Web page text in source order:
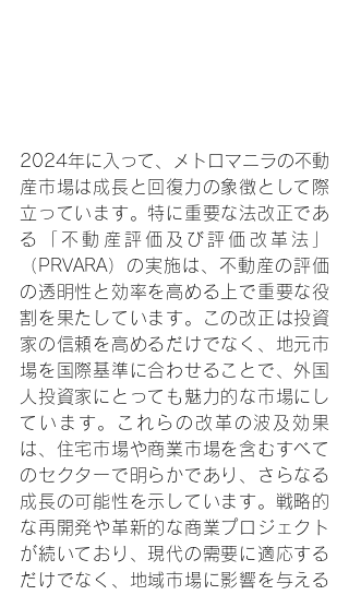
2024年に入って、メトロマニラの不動
産市場は成長と回復力の象徴として際
立っています。特に重要な法改正であ
る「不動産評価及び評価改革法」
（PRVARA）の実施は、不動産の評価
の透明性と効率を高める上で重要な役
割を果たしています。この改正は投資
家の信頼を高めるだけでなく、地元市
場を国際基準に合わせることで、外国
人投資家にとっても魅力的な市場にし
ています。これらの改革の波及効果
は、住宅市場や商業市場を含むすべて
のセクターで明らかであり、さらなる
成長の可能性を示しています。戦略的
な再開発や革新的な商業プロジェクト
が続いており、現代の需要に適応する
だけでなく、地域市場に影響を与える